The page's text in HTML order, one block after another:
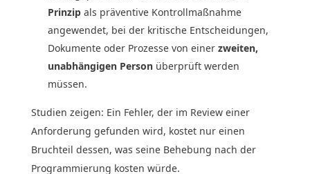
Prinzipals präventive Kontrollmaßnahme
angewendet, bei der kritische Entscheidungen,
Dokumente oder Prozesse von einer zweiten,
unabhängigen Personüberprüft werden
müssen.
Studien zeigen: Ein Fehler, der im Review einer
Anforderung gefunden wird, kostet nur einen
Bruchteil dessen, was seine Behebung nach der
Programmierung kosten würde.